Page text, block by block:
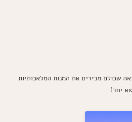
שכולם מכירים את המנות המלאכותיות
יחד!